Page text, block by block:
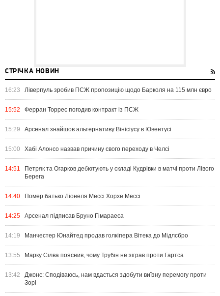
СТРІЧКА НОВИН
16:23 Ліверпуль зробив ПСЖ пропозицію щодо Барколя на 115 млн євро
15:52 Ферран Торрес погодив контракт із ПСЖ
15:29 Арсенал знайшов альтернативу Вінісіусу в Ювентусі
15:00 Хабі Алонсо назвав причину свого переходу в Челсі
14:51
Петряк та Огарков дебютують у складі Кудрівки в матчі проти Лівого
Берега
14:40 Помер батько Ліонеля Мессі Хорхе Мессі
14:25 Арсенал підписав Бруно Гімараеса
14:19 Манчестер Юнайтед продав голкіпера Вітека до Мідлсбро
13:55 Марку Сілва пояснив, чому Трубін не зіграв проти Гартса
13:42
Джонс: Сподіваюсь, нам вдасться здобути виїзну перемогу проти
Зорі